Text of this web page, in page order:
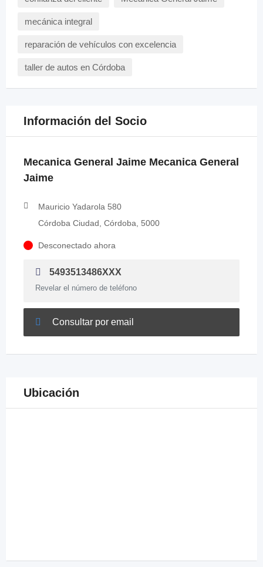
mecánica integral
reparación de vehículos con excelencia
taller de autos en Córdoba
Información del Socio
Mecanica General Jaime Mecanica General
Jaime
Mauricio Yadarola 580
Córdoba Ciudad, Córdoba, 5000
Desconectado ahora
5493513486XXX
Revelar el número de teléfono
Consultar por email
Ubicación